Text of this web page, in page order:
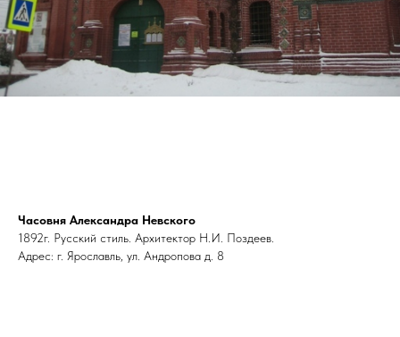
Часовня Александра Невского
1892г. Русский стиль. Архитектор Н.И. Поздеев.
Адрес: г. Ярославль, ул. Андропова д. 8